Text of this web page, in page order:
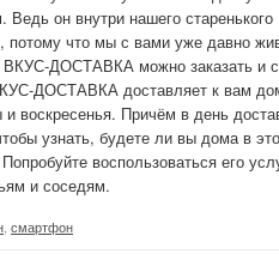
он внутри нашего
потому что мы с вами уже давно
ВКУС-ДОСТАВКА можно заказать и
ДОСТАВКА доставляет к вам
воскресенья. Причём в день
узнать, будете ли вы дома в
воспользоваться его
и соседям.
смартфон